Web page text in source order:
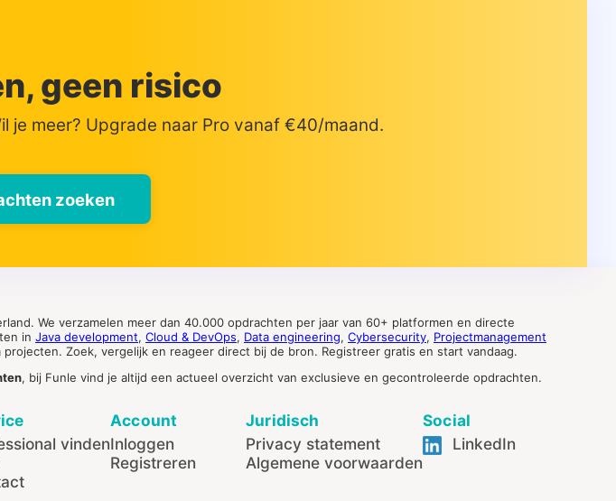
geen risico
je meer? Upgrade naar Pro vanaf €40/maand.
zoeken
We verzamelen meer dan 40.000 opdrachten per jaar van 60+ platformen en directe
in Java development, Cloud & DevOps, Data engineering, Cybersecurity, Projectmanagement
Zoek, vergelijk en reageer direct bij de bron. Registreer gratis en start vandaag.
, bij Funle vind je altijd een actueel overzicht van exclusieve en gecontroleerde opdrachten.
vinden
Account
Inloggen
Registreren
Juridisch
Privacy statement
Algemene voorwaarden
Social
LinkedIn